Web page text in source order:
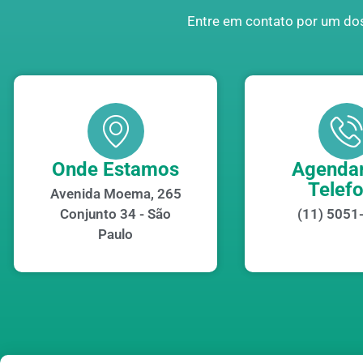
Entre em contato por um
Onde Estamos
Avenida Moema, 265
Conjunto 34 - São
Paulo
(11)